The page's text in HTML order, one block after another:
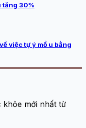
tăng 30%
việc tự ý mổ u bằng
khỏe mới nhất từ